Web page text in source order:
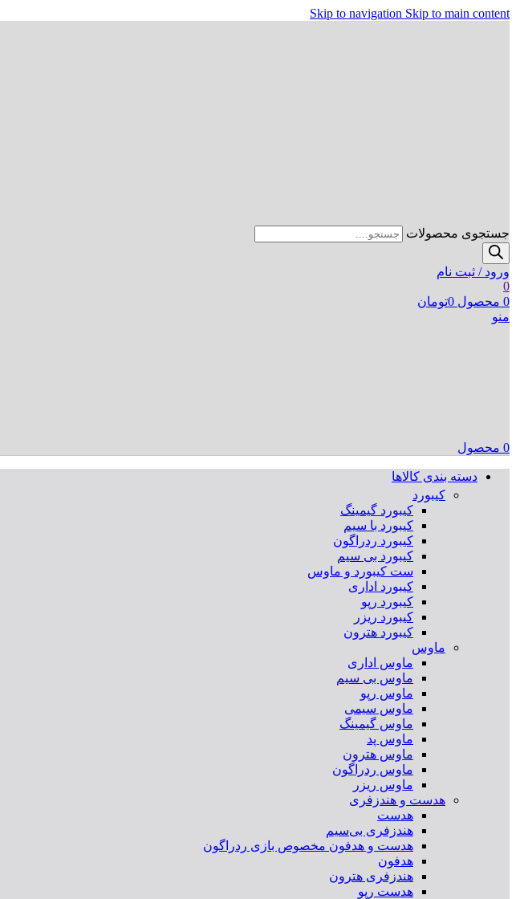
Skip to navigation Skip to main content
جستجوی محصولات
ورود / ثبت نام
0
0 محصول 0تومان
منو
0 محصول
دسته بندی کالاها
کیبورد
کیبورد گیمینگ
کیبورد با سیم
کیبورد ردراگون
کیبورد بی سیم
ست کیبورد و ماوس
کیبورد اداری
کیبورد رپو
کیبورد ریزر
کیبورد هترون
ماوس
ماوس اداری
ماوس بی سیم
ماوس رپو
ماوس سیمی
ماوس گیمینگ
ماوس پد
ماوس هترون
ماوس ردراگون
ماوس ریزر
هدست و هندزفری
هدست
هندزفری بی‌سیم
هدست و هدفون مخصوص بازی ردراگون
هدفون
هندزفری هترون
هدست رپو